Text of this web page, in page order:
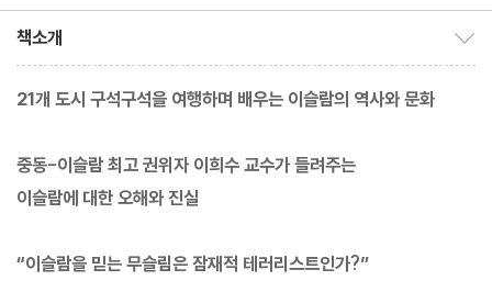
책소개
21개 도시 구석구석을 여행하며 배우는 이슬람의 역사와 문화
중동-이슬람 최고 권위자 이희수 교수가 들려주는
이슬람에 대한 오해와 진실
“이슬람을 믿는 무슬림은 잠재적 테러리스트인가?”